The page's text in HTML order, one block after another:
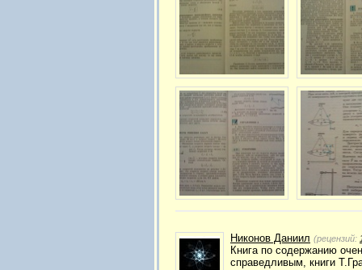
Никонов Даниил (рецензий:
Книга по содержанию
справедливым, книги